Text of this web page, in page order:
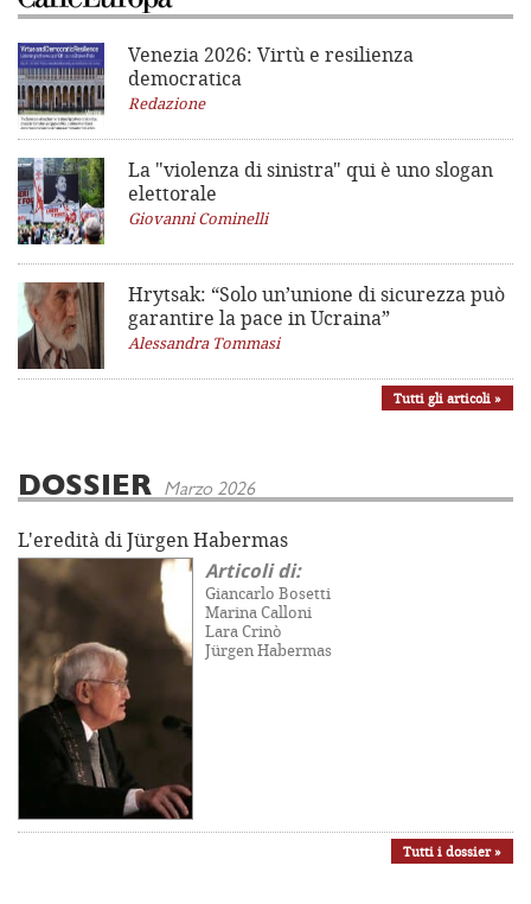
Venezia 2026: Virtù e resilienza
democratica
Redazione
La "violenza di sinistra" qui è uno slogan
elettorale
Giovanni Cominelli
Hrytsak: “Solo un’unione di sicurezza può
garantire la pace in Ucraina”
Alessandra Tommasi
Tutti gli articoli »
DOSSIER Marzo 2026
L'eredità di Jürgen Habermas
Articoli di:
Giancarlo Bosetti
Marina Calloni
Lara Crinò
Jürgen Habermas
Tutti i dossier »